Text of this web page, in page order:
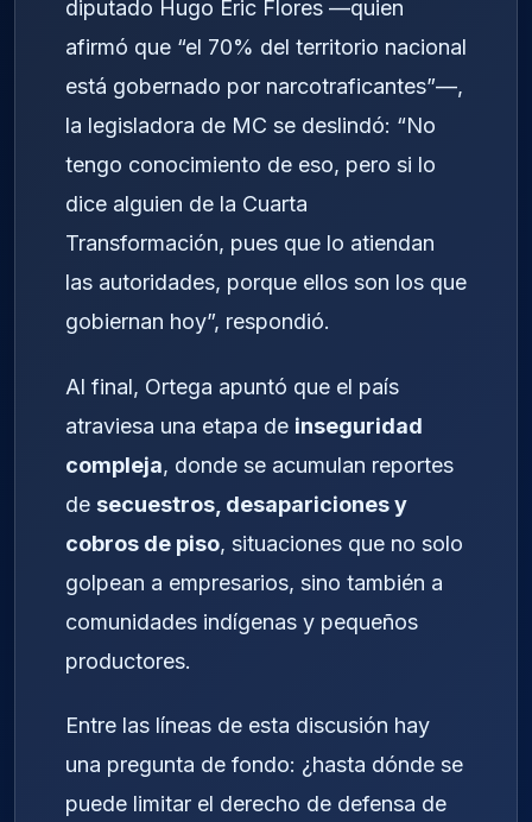
diputado Hugo Eric Flores —quien
afirmó que “el 70% del territorio nacional
está gobernado por narcotraficantes”—,
la legisladora de MC se deslindó: “No
tengo conocimiento de eso, pero si lo
dice alguien de la Cuarta
Transformación, pues que lo atiendan
las autoridades, porque ellos son los que
gobiernan hoy”, respondió.
Al final, Ortega apuntó que el país
atraviesa una etapa de inseguridad
compleja, donde se acumulan reportes
de secuestros, desapariciones y
cobros de piso, situaciones que no solo
golpean a empresarios, sino también a
comunidades indígenas y pequeños
productores.
Entre las líneas de esta discusión hay
una pregunta de fondo: ¿hasta dónde se
puede limitar el derecho de defensa de